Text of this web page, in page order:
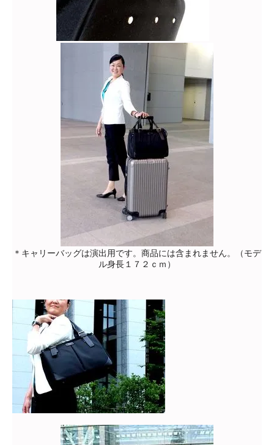
＊キャリーバッグは演出用です。商品には含まれません。（モデ
ル身長１７２ｃｍ）